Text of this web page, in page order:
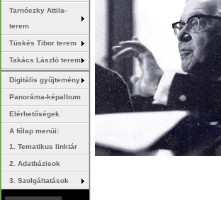
Tarnóczky Attila-
terem
Tüskés Tibor terem
Takács László terem
Digitális gyűjtemény
Panoráma-képalbum
Elérhetőségek
A főlap menüi:
1. Tematikus linktár
2. Adatbázisok
3. Szolgáltatások